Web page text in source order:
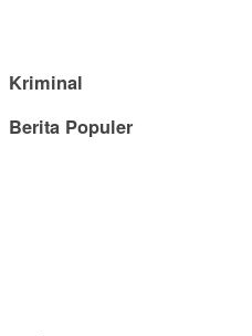
Kriminal
Berita Populer